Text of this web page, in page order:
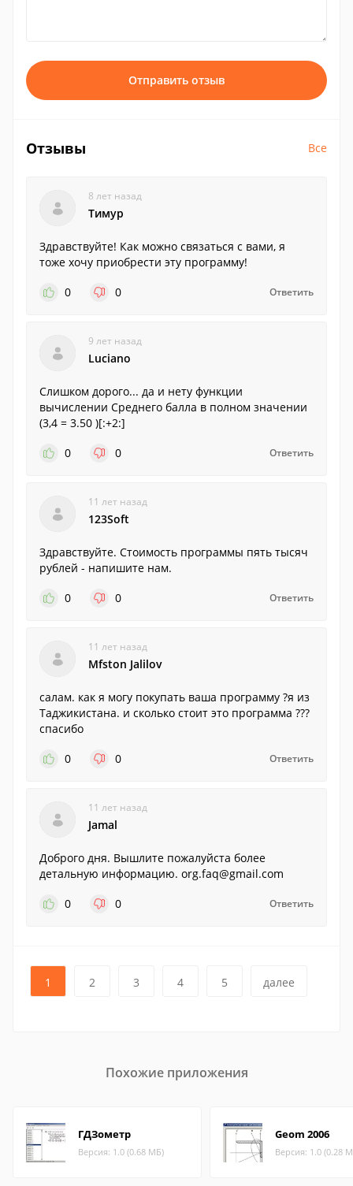
Отправить отзыв
Отзывы Все
8 лет назад
Тимур
Здравствуйте! Как можно связаться с вами, я
тоже хочу приобрести эту программу!
0
0 Ответить
9 лет назад
Luciano
Слишком дорого... да и нету функции
вычислении Среднего балла в полном значении
(3,4 = 3.50 )[:+2:]
0
0 Ответить
11 лет назад
123Soft
Здравствуйте. Стоимость программы пять тысяч
рублей - напишите нам.
0
0 Ответить
11 лет назад
Mfston Jalilov
салам. как я могу покупать ваша программу ?я из
Таджикистана. и сколько стоит это программа ???
спасибо
0
0 Ответить
11 лет назад
Jamal
Доброго дня. Вышлите пожалуйста более
детальную информацию. org.faq@gmail.com
0
0 Ответить
1 2 3 4 5 далее
Похожие приложения
ГДЗометр
Версия: 1.0 (0.68 МБ)
Geom 2006
Версия: 1.0 (0.28